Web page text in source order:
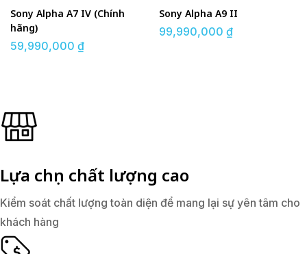
Sony Alpha A7 IV (Chính
hãng)
59,990,000 ₫
Sony Alpha A9 II
99,990,000 ₫
Lựa chọn chất lượng cao
Kiểm soát chất lượng toàn diện để mang lại sự yên tâm cho
khách hàng